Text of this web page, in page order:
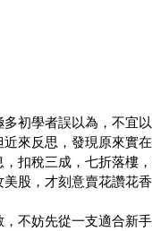
多初學者誤以為，不宜
來反思，發現原來實
扣稅三成，七折落樓
股，才刻意賣花讚花香
不妨先從一支適合新